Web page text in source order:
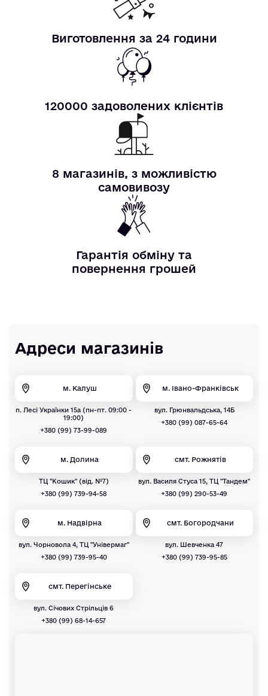
Виготовлення за 24 години
120000 задоволених клієнтів
8 магазинів, з можливістю
самовивозу
Гарантія обміну та
повернення грошей
Адреси магазинів
м. Калуш
п. Лесі Українки 15а (пн-пт. 09:00 -
19:00)
+380 (99) 73-99-089
м. Івано-Франківськ
вул. Грюнвальдська, 14Б
+380 (99) 087-65-64
м. Долина
ТЦ "Кошик" (від. №7)
+380 (99) 739-94-58
смт. Рожнятів
вул. Василя Стуса 15, ТЦ "Тандем"
+380 (99) 290-53-49
м. Надвірна
вул. Чорновола 4, ТЦ "Універмаг"
+380 (99) 739-95-40
смт. Богородчани
вул. Шевченка 47
+380 (99) 739-95-85
смт. Перегінське
вул. Січових Стрільців 6
+380 (99) 68-14-657